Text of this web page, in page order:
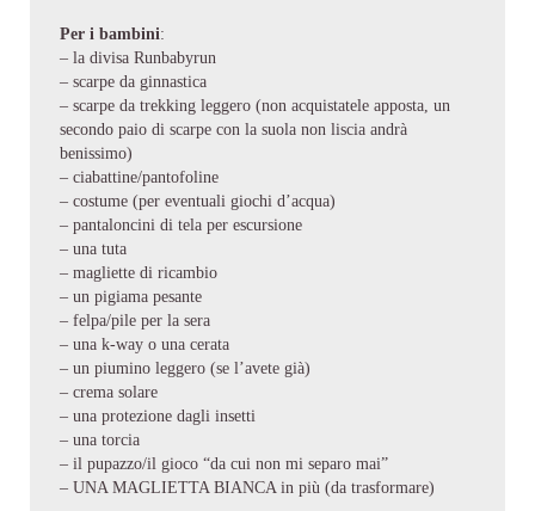
Per i bambini:
– la divisa Runbabyrun
– scarpe da ginnastica
– scarpe da trekking leggero (non acquistatele apposta, un
secondo paio di scarpe con la suola non liscia andrà
benissimo)
– ciabattine/pantofoline
– costume (per eventuali giochi d’acqua)
– pantaloncini di tela per escursione
– una tuta
– magliette di ricambio
– un pigiama pesante
– felpa/pile per la sera
– una k-way o una cerata
– un piumino leggero (se l’avete già)
– crema solare
– una protezione dagli insetti
– una torcia
– il pupazzo/il gioco “da cui non mi separo mai”
– UNA MAGLIETTA BIANCA in più (da trasformare)